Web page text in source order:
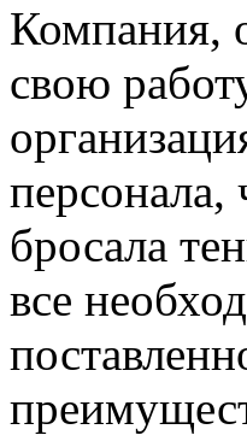
Компания,
свою
персонала,
бросала
все